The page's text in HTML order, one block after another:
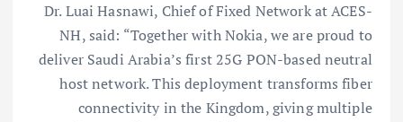
Dr. Luai Hasnawi, Chief of Fixed Network at ACES-
NH, said: “Together with Nokia, we are proud to
deliver Saudi Arabia’s first 25G PON-based neutral
host network. This deployment transforms fiber
connectivity in the Kingdom, giving multiple